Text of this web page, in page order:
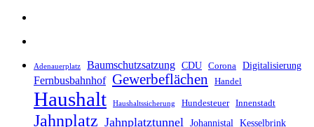
Adenauerplatz Baumschutzsatzung CDU Corona Digitalisierung
Fernbusbahnhof Gewerbeflächen Handel
Haushalt Haushaltssicherung Hundesteuer Innenstadt
Jahnplatz Jahnplatztunnel Johannistal Kesselbrink